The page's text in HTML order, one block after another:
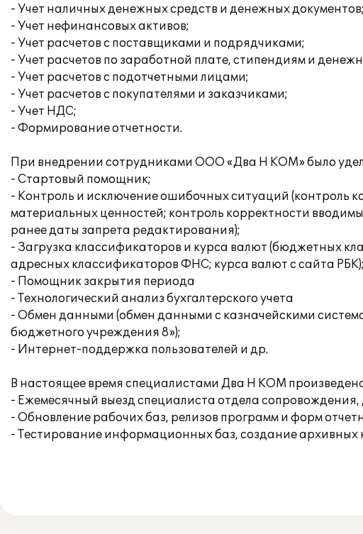
- Учет наличных денежных средств и денежных документов;
- Учет нефинансовых активов;
- Учет расчетов с поставщиками и подрядчиками;
- Учет расчетов по заработной плате, стипендиям и
- Учет расчетов с подотчетными лицами;
- Учет расчетов с покупателями и заказчиками;
- Учет НДС;
- Формирование отчетности.
При внедрении сотрудниками ООО «Два Н КОМ» было
- Стартовый помощник;
- Контроль и исключение ошибочных ситуаций (контроль
материальных ценностей; контроль корректности
ранее даты запрета редактирования);
- Загрузка классификаторов и курса валют (бюджетных
адресных классификаторов ФНС; курса валют с сайта РБК);
- Помощник закрытия периода
- Технологический анализ бухгалтерского учета
- Обмен данными (обмен данными с казначейскими
бюджетного учреждения 8»);
- Интернет-поддержка пользователей и др.
В настоящее время специалистами Два Н КОМ
- Ежемесячный выезд специалиста отдела
- Обновление рабочих баз, релизов программ и форм
- Тестирование информационных баз, создание архивных